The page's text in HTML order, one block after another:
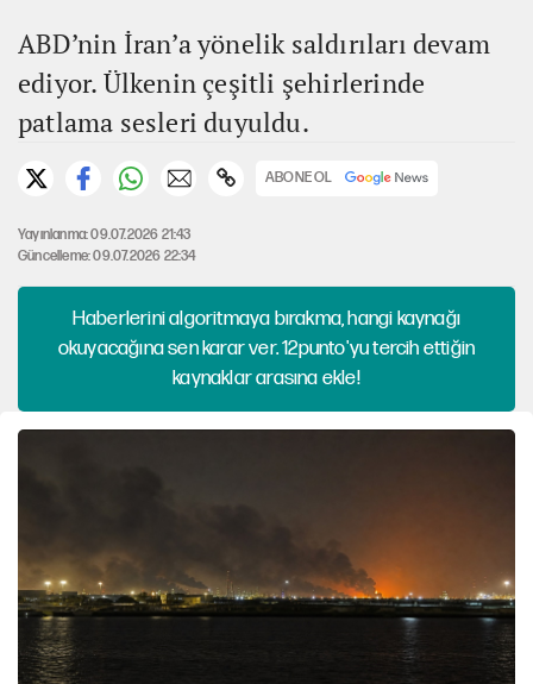
ABD’nin İran’a yönelik saldırıları devam
ediyor. Ülkenin çeşitli şehirlerinde
patlama sesleri duyuldu.
ABONE OL
Yayınlanma: 09.07.2026 21:43
Güncelleme: 09.07.2026 22:34
Haberlerini algoritmaya bırakma, hangi kaynağı
okuyacağına sen karar ver. 12punto'yu tercih ettiğin
kaynaklar arasına ekle!